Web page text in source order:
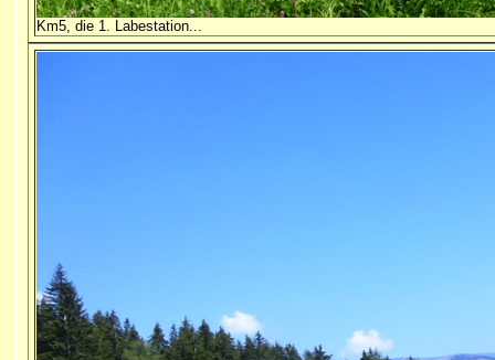
Km5, die 1. Labestation...